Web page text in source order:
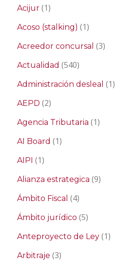
Acijur (1)
Acoso (stalking) (1)
Acreedor concursal (3)
Actualidad (540)
Administración desleal (1)
AEPD (2)
Agencia Tributaria (1)
AI Board (1)
AIPI (1)
Alianza estrategica (9)
Ámbito Fiscal (4)
Ámbito jurídico (5)
Anteproyecto de Ley (1)
Arbitraje (3)